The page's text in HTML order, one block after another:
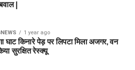
|
1 year ago
घाट किनारे पेड़ पर लिपटा मिला अजगर, वन
सुरक्षित रेस्क्यू